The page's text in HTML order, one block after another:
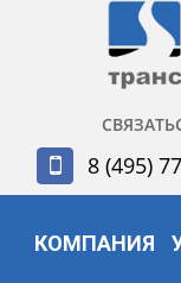
8 (495)
КОМПАНИЯ